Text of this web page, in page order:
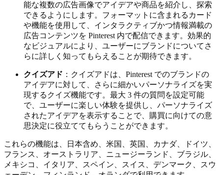
能な複数の広告画像でアイデアや商品を紹介し、探索
できるようにします。フォーマットに含まれるカード
や機能を使用して、インタラクティブかつ情報満載の
広告コンテンツを Pinterest 内で配信できます。効果的
なビジュアルにより、ユーザーにブランドについてさ
らに詳しく知ってもらえることが期待できます。
クイズアド ：クイズアドは、Pinterest でのブランドの
アイデアに対して、さらに細かいパーソナライズを実
現するクイズ機能です。最大 3 件の質問を設定可能
で、ユーザーに楽しい体験を提供し、パーソナライズ
されたアイデアを表示することで、購買に向けての意
思決定に役立ててもらうことができます。
これらの機能は、日本含め、米国、英国、カナダ、ドイツ、
フランス、オーストラリア、ニュージーランド、ブラジル、
メキシコ、イタリア、スペイン、スイス、デンマーク、スウ